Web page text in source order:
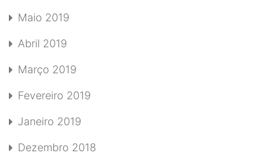
Maio 2019
Abril 2019
Março 2019
Fevereiro 2019
Janeiro 2019
Dezembro 2018